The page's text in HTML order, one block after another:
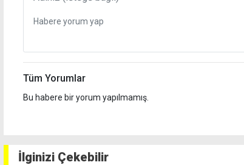
Tüm Yorumlar
Bu habere bir yorum yapılmamış.
İlginizi Çekebilir